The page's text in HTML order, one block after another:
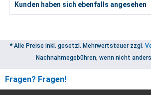
Kunden haben sich ebenfalls angesehen
* Alle Preise inkl. gesetzl. Mehrwertsteuer zzgl.
Nachnahmegebühren, wenn nicht
Fragen? Fragen!